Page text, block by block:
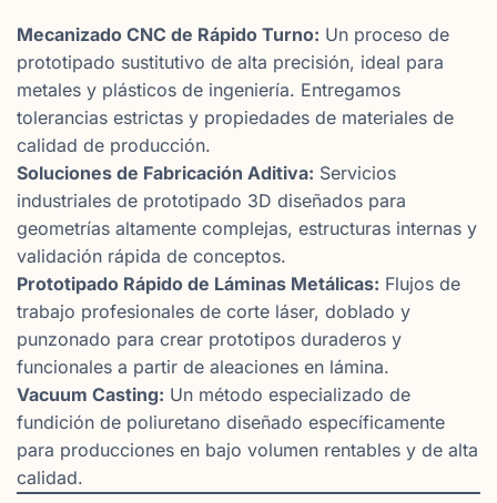
Mecanizado CNC de Rápido Turno: Un proceso de
prototipado sustitutivo de alta precisión, ideal para
metales y plásticos de ingeniería. Entregamos
tolerancias estrictas y propiedades de materiales de
calidad de producción.
Soluciones de Fabricación Aditiva: Servicios
industriales de prototipado 3D diseñados para
geometrías altamente complejas, estructuras internas y
validación rápida de conceptos.
Prototipado Rápido de Láminas Metálicas: Flujos de
trabajo profesionales de corte láser, doblado y
punzonado para crear prototipos duraderos y
funcionales a partir de aleaciones en lámina.
Vacuum Casting: Un método especializado de
fundición de poliuretano diseñado específicamente
para producciones en bajo volumen rentables y de alta
calidad.